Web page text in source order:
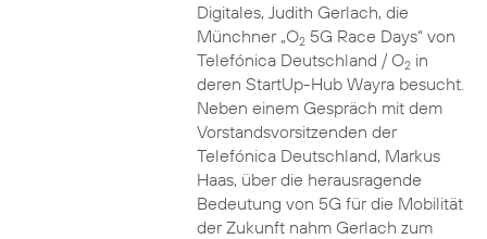
Digitales, Judith Gerlach, die
Münchner „O25G Race Days“ von
Telefónica Deutschland / O2in
deren StartUp-Hub Wayra besucht.
Neben einem Gespräch mit dem
Vorstandsvorsitzenden der
Telefónica Deutschland, Markus
Haas, über die herausragende
Bedeutung von 5G für die Mobilität
der Zukunft nahm Gerlach zum